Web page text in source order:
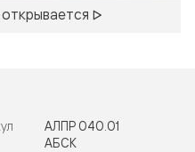
АЛПР 040.01
АБСК